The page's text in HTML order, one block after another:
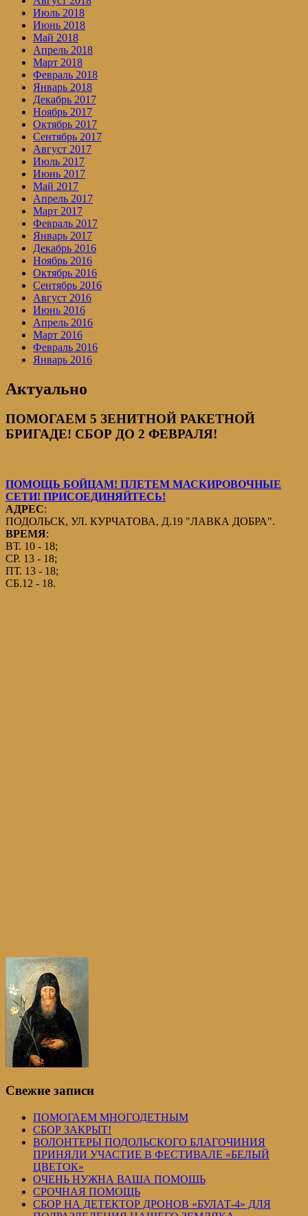
Июль 2018
Июнь 2018
Май 2018
Апрель 2018
Март 2018
Февраль 2018
Январь 2018
Декабрь 2017
Ноябрь 2017
Октябрь 2017
Сентябрь 2017
Август 2017
Июль 2017
Июнь 2017
Май 2017
Апрель 2017
Март 2017
Февраль 2017
Январь 2017
Декабрь 2016
Ноябрь 2016
Октябрь 2016
Сентябрь 2016
Август 2016
Июнь 2016
Апрель 2016
Март 2016
Февраль 2016
Январь 2016
Актуально
ПОМОГАЕМ 5 ЗЕНИТНОЙ РАКЕТНОЙ
БРИГАДЕ! СБОР ДО 2 ФЕВРАЛЯ!
ПОМОЩЬ БОЙЦАМ! ПЛЕТЕМ МАСКИРОВОЧНЫЕ
СЕТИ! ПРИСОЕДИНЯЙТЕСЬ!
АДРЕС:
ПОДОЛЬСК, УЛ. КУРЧАТОВА, Д.19 "ЛАВКА ДОБРА".
ВРЕМЯ:
ВТ. 10 - 18;
СР. 13 - 18;
ПТ. 13 - 18;
СБ.12 - 18.
Свежие записи
ПОМОГАЕМ МНОГОДЕТНЫМ
СБОР ЗАКРЫТ!
ВОЛОНТЕРЫ ПОДОЛЬСКОГО БЛАГОЧИНИЯ
ПРИНЯЛИ УЧАСТИЕ В ФЕСТИВАЛЕ «БЕЛЫЙ
ЦВЕТОК»
ОЧЕНЬ НУЖНА ВАША ПОМОЩЬ
СРОЧНАЯ ПОМОЩЬ
СБОР НА ДЕТЕКТОР ДРОНОВ «БУЛАТ-4» ДЛЯ